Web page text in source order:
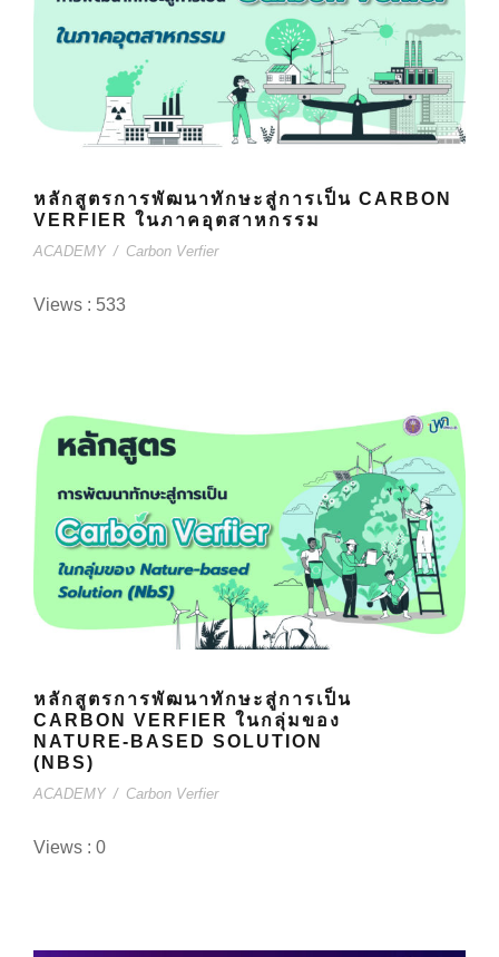
หลักสูตรการพัฒนาทักษะสู่การเป็น CARBON
VERFIER ในภาคอุตสาหกรรม
ACADEMY / Carbon Verfier
Views : 533
หลักสูตรการพัฒนาทักษะสู่การเป็น
CARBON VERFIER ในกลุ่มของ
NATURE-BASED SOLUTION
(NBS)
ACADEMY / Carbon Verfier
Views : 0